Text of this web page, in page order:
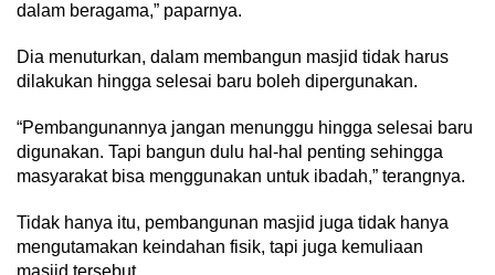
dalam beragama,” paparnya.
Dia menuturkan, dalam membangun masjid tidak harus
dilakukan hingga selesai baru boleh dipergunakan.
“Pembangunannya jangan menunggu hingga selesai baru
digunakan. Tapi bangun dulu hal-hal penting sehingga
masyarakat bisa menggunakan untuk ibadah,” terangnya.
Tidak hanya itu, pembangunan masjid juga tidak hanya
mengutamakan keindahan fisik, tapi juga kemuliaan
masjid tersebut.